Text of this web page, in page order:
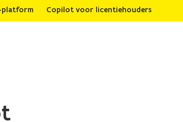
platform Copilot voor licentiehouders